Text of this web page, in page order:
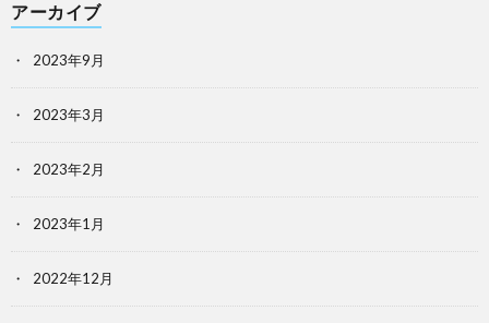
アーカイブ
2023年9月
2023年3月
2023年2月
2023年1月
2022年12月